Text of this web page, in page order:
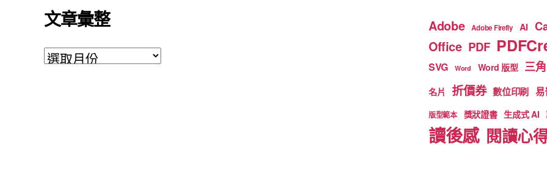
文章彙整
文
Adobe Adobe Firefly AI
Office PDF
SVG Word Word 版型 三
名片 折價券 數位印刷 易
版型範本 獎狀證書 生成式 AI
讀後感 閱讀心